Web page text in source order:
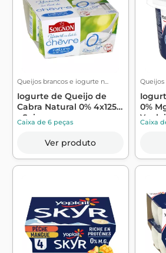
Queijos brancos e iogurte n...
Iogurte de Queijo de
Cabra Natural 0% 4x125g
- Soignon
Caixa de 6 peças
Ver produto
Queijos
0%
Caixa